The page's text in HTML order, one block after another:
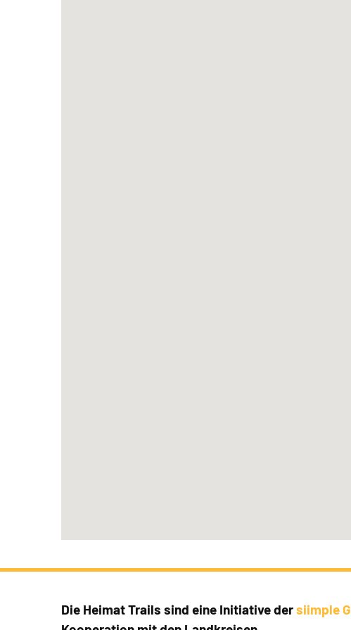
Die Heimat Trails sind eine Initiative dersiimple